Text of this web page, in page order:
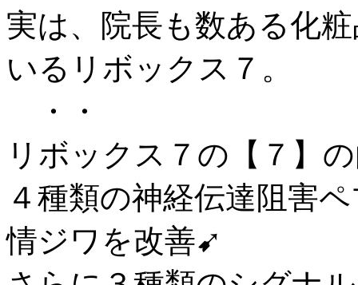
実は、院長も数ある化
いるリボックス７。
・・
リボックス７の【７】
４種類の神経伝達阻害
情ジワを改善➹